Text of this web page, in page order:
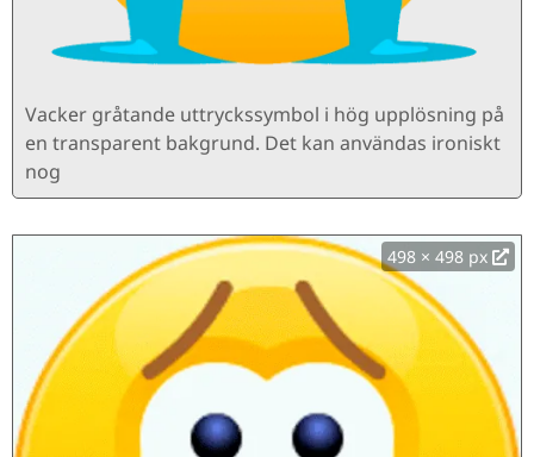
Vacker gråtande uttryckssymbol i hög upplösning på
en transparent bakgrund. Det kan användas ironiskt
nog
498 × 498 px